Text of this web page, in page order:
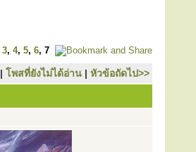
3, 4, 5, 6, 7
| โพสที่ยังไม่ได้อ่าน | หัวข้อถัดไป>>